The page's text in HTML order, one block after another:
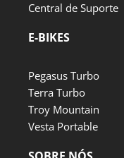
Central de Suporte
E-BIKES
Pegasus Turbo
Terra Turbo
Troy Mountain
Vesta Portable